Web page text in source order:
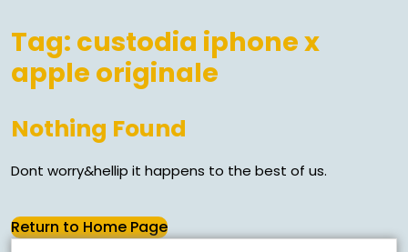
Tag: custodia iphone x
apple originale
Nothing Found
Dont worry&hellip it happens to the best of us.
Return to Home Page